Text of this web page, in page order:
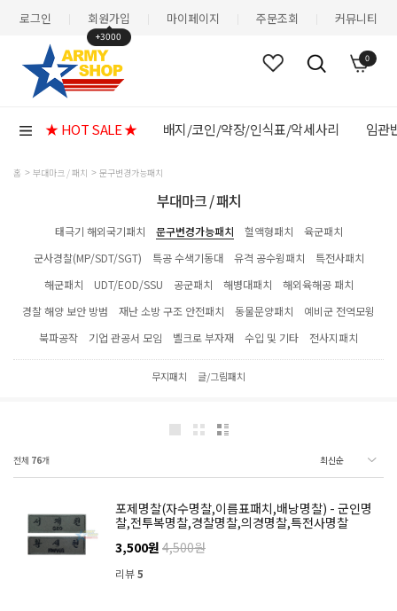
로그인 회원가입
+3000
마이페이지 주문조회 커뮤니티
0
★ HOT SALE ★ 배지/코인/약장/인식표/악세사리 임관
홈 부대마크 / 패치 문구변경가능패치
부대마크 / 패치
태극기 해외국기패치 문구변경가능패치 혈액형패치
육군패치
군사경찰(MP/SDT/SGT)
특공 수색기동대 유격 공수윙패치
특전사패치
해군패치
UDT/EOD/SSU 공군패치 해병대패치
해외육해공 패치
경찰 해양 보안 방범
재난 소방 구조 안전패치 동물문양패치
예비군 전역모윙
북파공작
기업 관공서 모임 벨크로 부자재 수입 및 기타 전사지패치
무지패치 글/그림패치
전체 76개
포제명찰(자수명찰,이름표패치,배낭명찰) - 군인명
찰,전투복명찰,경찰명찰,의경명찰,특전사명찰
3,500원 4,500원
리뷰5